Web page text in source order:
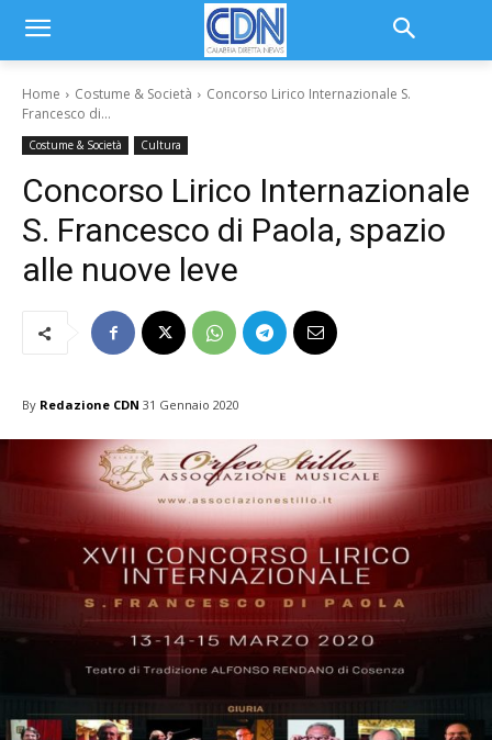
Home Costume & Società
Concorso Lirico Internazionale S.
Francesco di...
Costume & Società Cultura
Concorso Lirico Internazionale
S. Francesco di Paola, spazio
alle nuove leve
By Redazione CDN 31 Gennaio 2020